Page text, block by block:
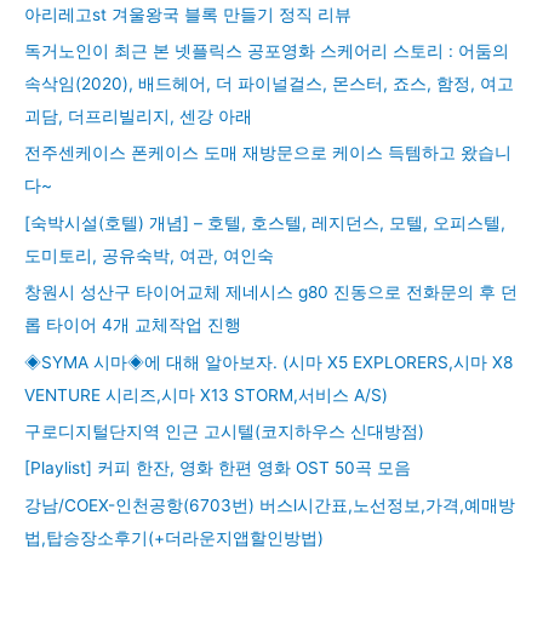
아리레고st 겨울왕국 블록 만들기 정직 리뷰
독거노인이 최근 본 넷플릭스 공포영화 스케어리 스토리 : 어둠의
속삭임(2020), 배드헤어, 더 파이널걸스, 몬스터, 죠스, 함정, 여고
괴담, 더프리빌리지, 센강 아래
전주센케이스 폰케이스 도매 재방문으로 케이스 득템하고 왔습니
다~
[숙박시설(호텔) 개념] – 호텔, 호스텔, 레지던스, 모텔, 오피스텔,
도미토리, 공유숙박, 여관, 여인숙
창원시 성산구 타이어교체 제네시스 g80 진동으로 전화문의 후 던
롭 타이어 4개 교체작업 진행
◈SYMA 시마◈에 대해 알아보자. (시마 X5 EXPLORERS,시마 X8
VENTURE 시리즈,시마 X13 STORM,서비스 A/S)
구로디지털단지역 인근 고시텔(코지하우스 신대방점)
[Playlist] 커피 한잔, 영화 한편 영화 OST 50곡 모음
강남/COEX-인천공항(6703번) 버스l시간표,노선정보,가격,예매방
법,탑승장소후기(+더라운지앱할인방법)